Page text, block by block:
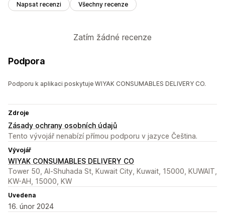
Napsat recenzi Všechny recenze
Zatím žádné recenze
Podpora
Podporu k aplikaci poskytuje WIYAK CONSUMABLES DELIVERY CO.
Zdroje
Zásady ochrany osobních údajů
Tento vývojář nenabízí přímou podporu v jazyce Čeština.
Vývojář
WIYAK CONSUMABLES DELIVERY CO
Tower 50, Al-Shuhada St, Kuwait City, Kuwait, 15000, KUWAIT,
KW-AH, 15000, KW
Uvedena
16. únor 2024